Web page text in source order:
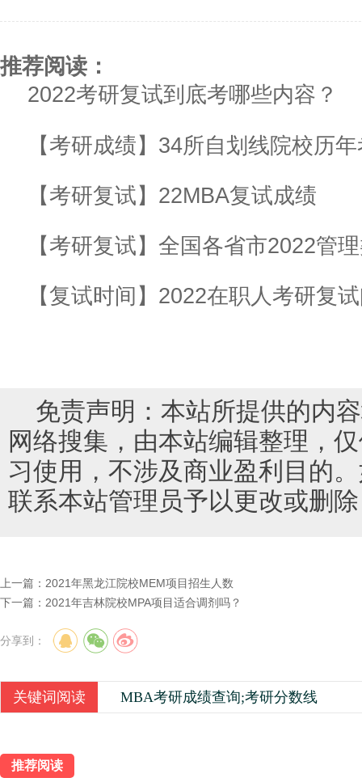
推荐阅读：
2022考研复试到底考哪些内容？
【考研成绩】34所自划线院校历
【考研复试】22MBA复试成绩
【考研复试】全国各省市2022管
【复试时间】2022在职人考研复
免责声明：本站所提供的内
网络搜集，由本站编辑整理，
习使用，不涉及商业盈利目的
联系本站管理员予以更改或删除
上一篇： 2021年黑龙江院校MEM项目招生人数
下一篇： 2021年吉林院校MPA项目适合调剂吗？
分享到：
关键词阅读 MBA考研成绩查询;考研分数线
推荐阅读